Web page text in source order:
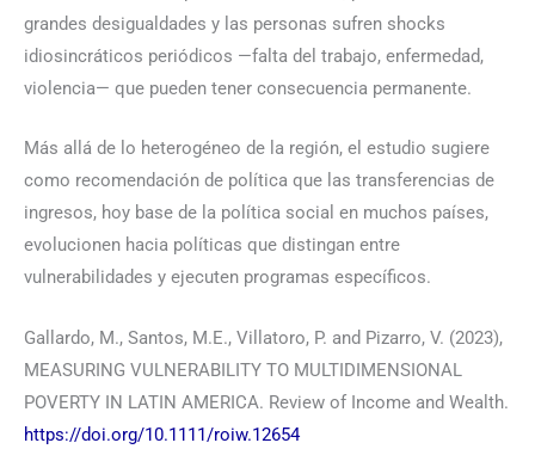
grandes desigualdades y las personas sufren shocks
idiosincráticos periódicos —falta del trabajo, enfermedad,
violencia— que pueden tener consecuencia permanente.
Más allá de lo heterogéneo de la región, el estudio sugiere
como recomendación de política que las transferencias de
ingresos, hoy base de la política social en muchos países,
evolucionen hacia políticas que distingan entre
vulnerabilidades y ejecuten programas específicos.
Gallardo, M., Santos, M.E., Villatoro, P. and Pizarro, V. (2023),
MEASURING VULNERABILITY TO MULTIDIMENSIONAL
POVERTY IN LATIN AMERICA. Review of Income and Wealth.
https://doi.org/10.1111/roiw.12654